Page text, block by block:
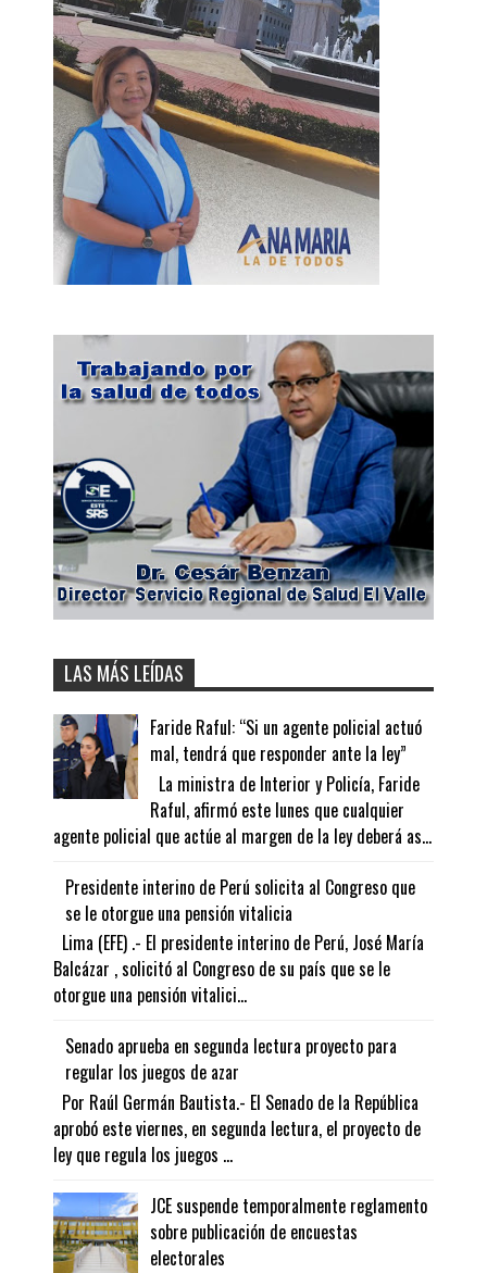
LAS MÁS LEÍDAS
Faride Raful: “Si un agente policial actuó
mal, tendrá que responder ante la ley”
La ministra de Interior y Policía, Faride
Raful, afirmó este lunes que cualquier
agente policial que actúe al margen de la ley deberá as...
Presidente interino de Perú solicita al Congreso que
se le otorgue una pensión vitalicia
Lima (EFE) .- El presidente interino de Perú, José María
Balcázar , solicitó al Congreso de su país que se le
otorgue una pensión vitalici...
Senado aprueba en segunda lectura proyecto para
regular los juegos de azar
Por Raúl Germán Bautista.- El Senado de la República
aprobó este viernes, en segunda lectura, el proyecto de
ley que regula los juegos ...
JCE suspende temporalmente reglamento
sobre publicación de encuestas
electorales